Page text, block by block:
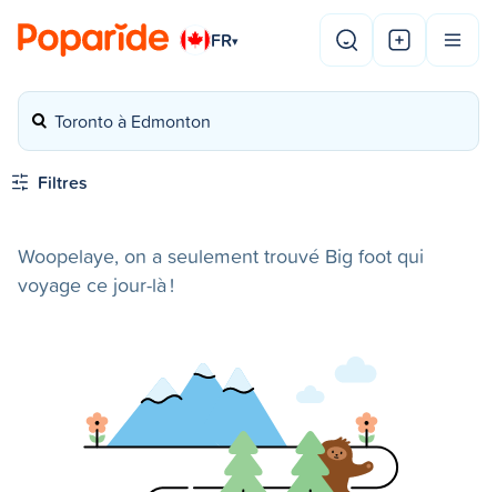
FR▾
Toronto à Edmonton
Filtres
Woopelaye, on a seulement trouvé Big foot qui
voyage ce jour-là !